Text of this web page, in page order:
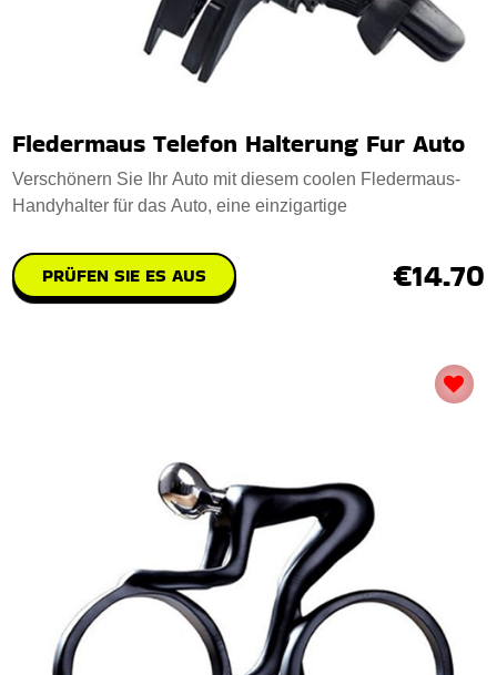
Fledermaus Telefon Halterung Fur Auto
Verschönern Sie Ihr Auto mit diesem coolen Fledermaus-
Handyhalter für das Auto, eine einzigartige
PRÜFEN SIE ES AUS €14.70